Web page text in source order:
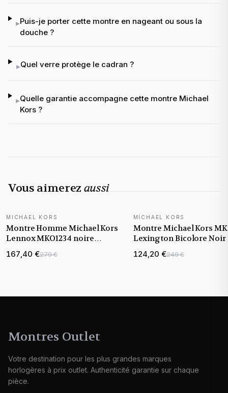
▸Puis-je porter cette montre en nageant ou sous la
douche ?
▸Quel verre protège le cadran ?
▸Quelle garantie accompagne cette montre Michael
Kors ?
Vous aimerez aussi
NOUVEAUTÉ
MICHAEL KORS
Montre Homme Michael Kors
Lennox MKO1234 noire
bracelet maillons acier
167,40 €279 €
MICHAEL KORS
Montre Michael Kors
Lexington Bicolore Noir
Bronze
124,20 €249 €
Montres Outlet
Votre destination pour les plus grandes marques
horlogères à prix outlet. Authenticité garantie sur chaque
pièce.